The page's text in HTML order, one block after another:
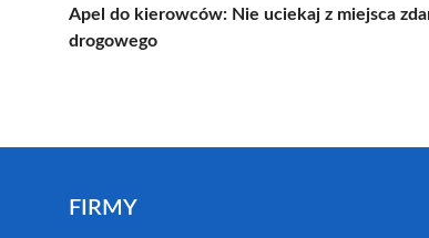
Apel do kierowców: Nie uciekaj z miejsca
drogowego
FIRMY